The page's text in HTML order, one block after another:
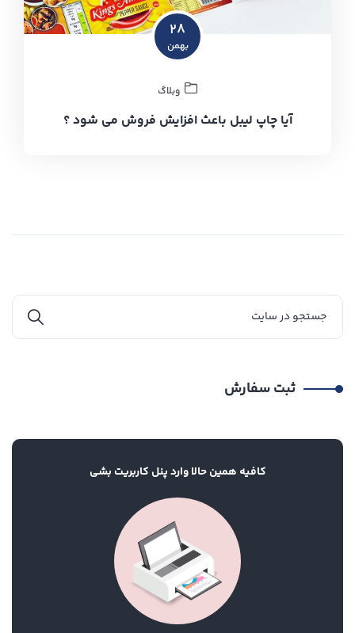
۲۸
بهمن
وبلاگ
آیا چاپ لیبل باعث افزایش فروش می شود ؟
ثبت سفارش
کافیه همین حالا وارد پنل کاربریت بشی